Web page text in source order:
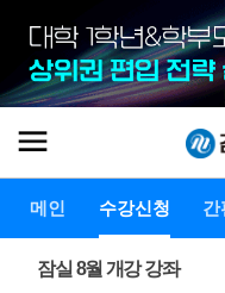
메인 수강신청 간
잠실 8월 개강 강좌